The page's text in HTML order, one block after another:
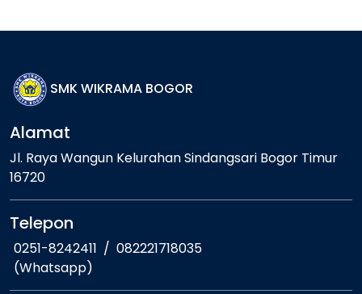
SMK WIKRAMA BOGOR
Alamat
Jl. Raya Wangun Kelurahan Sindangsari Bogor Timur
16720
Telepon
0251-8242411 / 082221718035
(Whatsapp)